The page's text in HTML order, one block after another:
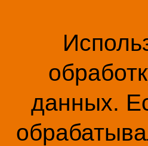
данных.